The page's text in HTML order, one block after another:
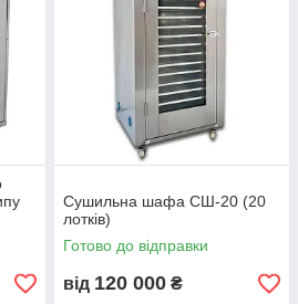
Сушильна шафа СШ-20 (20
лотків)
Готово до відправки
від 120 000 ₴